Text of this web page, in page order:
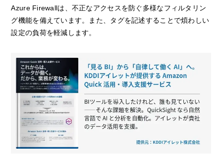
Azure Firewallは、不正なアクセスを防ぐ多様なフィルタリン
グ機能を備えています。また、タグを記述することで煩わしい
設定の負荷を軽減します。